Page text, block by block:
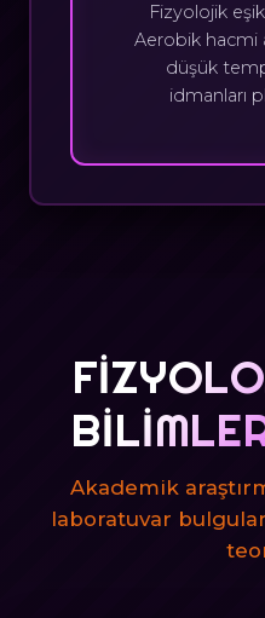
Fizyolojik eşik
Aerobik hacmi
düşük
idmanları
Akademik
laboratuvar